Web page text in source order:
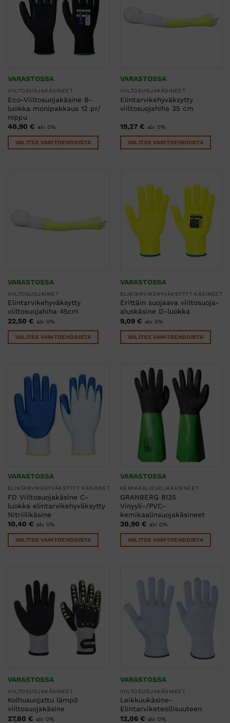
Voit
tehdä
valinnat
tuotteen
VARASTOSSA
VIILTOSUOJAKÄSINEET
Eco-Viiltosuojakäsine B-
luokka monipakkaus 12 pr/
nippu
40,90 € alv 0%
VALITSE VAIHTOEHDOISTA
valinnat
VARASTOSSA
VIILTOSUOJAKÄSINEET
Elintarvikehyväksytty
viiltosuojahiha 35 cm
19,27 € alv 0%
VALITSE VAIHTOEHDOISTA
useampi
muunnelma.
Voit
tehdä
valinnat
tuotteen
sivulla.
VARASTOSSA
VIILTOSUOJAIMET
Elintarvikehyväksytty
viiltosuojahiha 45cm
22,50 € alv 0%
VALITSE VAIHTOEHDOISTA
useampi
muunnelma.
Voit
tehdä
valinnat
tuotteen
VARASTOSSA
ELINTARVIKEHYVÄKSYTYT KÄSINEET
Erittäin suojaava viiltosuoja-
aluskäsine D-luokka
9,09 € alv 0%
VALITSE VAIHTOEHDOISTA
useampi
muunnelma.
valinnat
tuotteen
sivulla.
VARASTOSSA
ELINTARVIKEHYVÄKSYTYT KÄSINEET
FD Viiltosuojakäsine C-
luokka elintarvikehyväksytty
Nitriilikäsine
10,40 € alv 0%
VALITSE VAIHTOEHDOISTA
useampi
muunnelma.
Voit
tehdä
valinnat
tuotteen
sivulla.
VARASTOSSA
KEMIKAALISUOJAKÄSINEET
GRANBERG 8135
Vinyyli-/PVC-
kemikaalinsuojakäsineet
20,90 € alv 0%
VALITSE VAIHTOEHDOISTA
tehdä
tuotteen
VARASTOSSA
VIILTOSUOJAKÄSINEET
Kolhusuojattu lämpö
viiltosuojakäsine
27,80 € alv 0%
VARASTOSSA
VIILTOSUOJAKÄSINEET
Leikkuukäsine-
Elintarviketeollisuuteen
12,06 € alv 0%